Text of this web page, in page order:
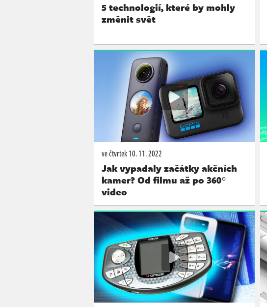
5 technologií, které by mohly
změnit svět
ve čtvrtek10. 11. 2022
Jak vypadaly začátky akčních
kamer? Od filmu až po 360°
video